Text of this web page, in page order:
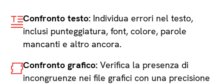
Confronto testo: Individua errori nel testo,
inclusi punteggiatura, font, colore, parole
mancanti e altro ancora.
Confronto grafico: Verifica la presenza di
incongruenze nei file grafici con una precisione